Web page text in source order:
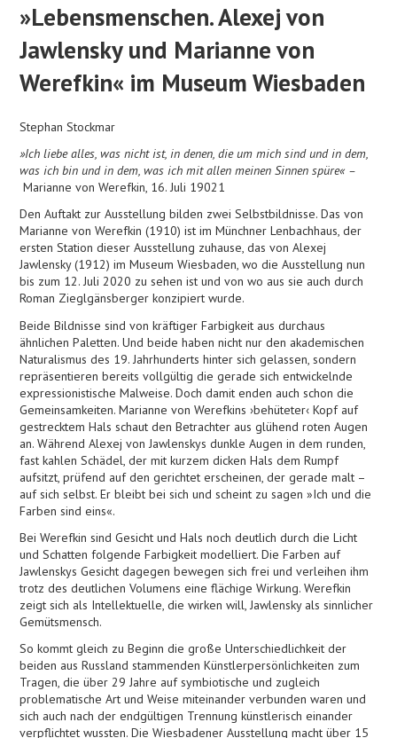
»Lebensmenschen. Alexej von
Jawlensky und Marianne von
Werefkin« im Museum Wiesbaden
Stephan Stockmar
»Ich liebe alles, was nicht ist, in denen, die um mich sind und in dem,
was ich bin und in dem, was ich mit allen meinen Sinnen spüre« –
Marianne von Werefkin, 16. Juli 19021
Den Auftakt zur Ausstellung bilden zwei Selbstbildnisse. Das von
Marianne von Werefkin (1910) ist im Münchner Lenbachhaus, der
ersten Station dieser Ausstellung zuhause, das von Alexej
Jawlensky (1912) im Museum Wiesbaden, wo die Ausstellung nun
bis zum 12. Juli 2020 zu sehen ist und von wo aus sie auch durch
Roman Zieglgänsberger konzipiert wurde.
Beide Bildnisse sind von kräftiger Farbigkeit aus durchaus
ähnlichen Paletten. Und beide haben nicht nur den akademischen
Naturalismus des 19. Jahrhunderts hinter sich gelassen, sondern
repräsentieren bereits vollgültig die gerade sich entwickelnde
expressionistische Malweise. Doch damit enden auch schon die
Gemeinsamkeiten. Marianne von Werefkins ›behüteter‹ Kopf auf
gestrecktem Hals schaut den Betrachter aus glühend roten Augen
an. Während Alexej von Jawlenskys dunkle Augen in dem runden,
fast kahlen Schädel, der mit kurzem dicken Hals dem Rumpf
aufsitzt, prüfend auf den gerichtet erscheinen, der gerade malt –
auf sich selbst. Er bleibt bei sich und scheint zu sagen »Ich und die
Farben sind eins«.
Bei Werefkin sind Gesicht und Hals noch deutlich durch die Licht
und Schatten folgende Farbigkeit modelliert. Die Farben auf
Jawlenskys Gesicht dagegen bewegen sich frei und verleihen ihm
trotz des deutlichen Volumens eine flächige Wirkung. Werefkin
zeigt sich als Intellektuelle, die wirken will, Jawlensky als sinnlicher
Gemütsmensch.
So kommt gleich zu Beginn die große Unterschiedlichkeit der
beiden aus Russland stammenden Künstlerpersönlichkeiten zum
Tragen, die über 29 Jahre auf symbiotische und zugleich
problematische Art und Weise miteinander verbunden waren und
sich auch nach der endgültigen Trennung künstlerisch einander
verpflichtet wussten. Die Wiesbadener Ausstellung macht über 15